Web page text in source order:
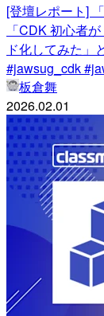
[登壇レポート]
「CDK 初心者
ド化してみた」
#jawsug_cdk
板倉舞
2026.02.01